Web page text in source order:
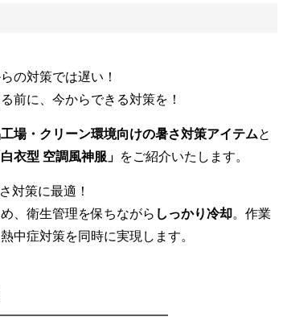
の対策では遅い！
前に、今からできる対策を！
場・クリーン環境向けの暑さ対策アイテムと
白衣型 空調風神服」 をご紹介いたします。
対策に最適！
、衛生管理を保ちながら しっかり冷却。作業
中症対策を同時に実現します。